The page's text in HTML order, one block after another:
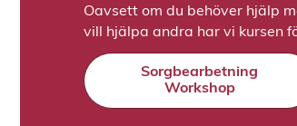
Oavsett om du behöver hjälp
vill hjälpa andra har vi kursen
Sorgbearbetning
Workshop